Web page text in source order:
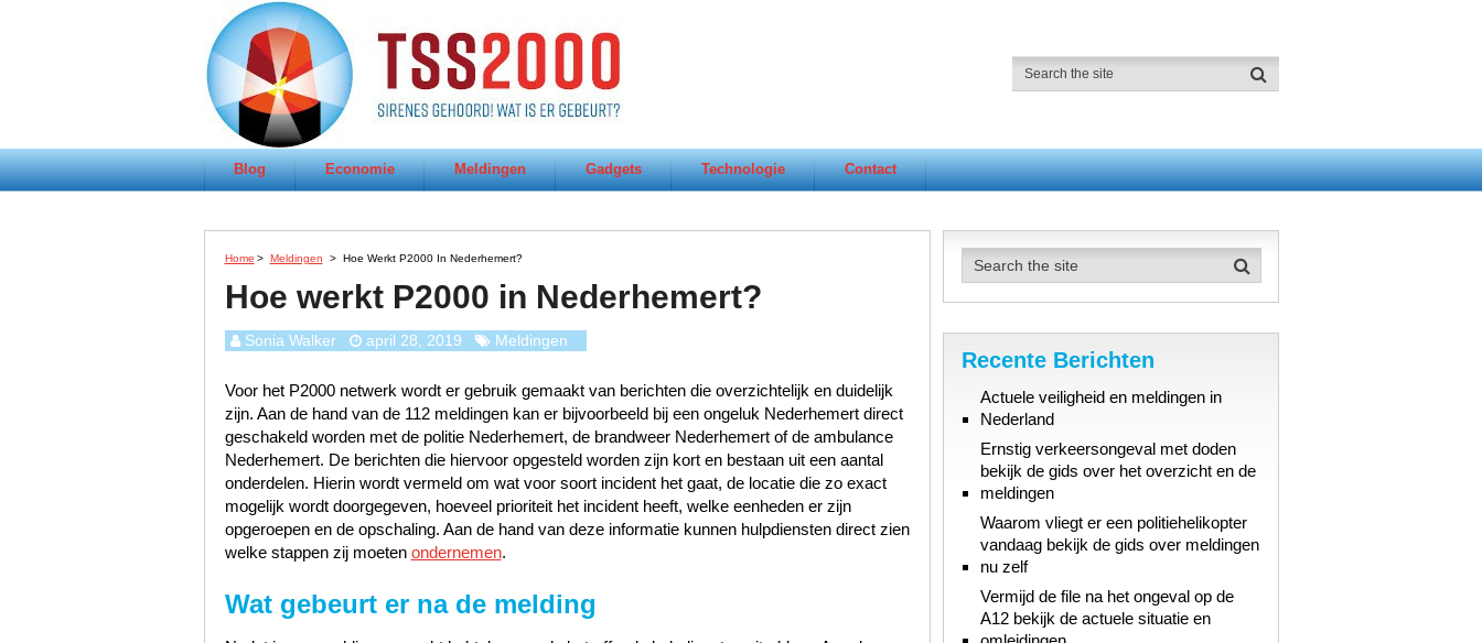
Blog Economie Meldingen Gadgets Technologie Contact
Home > Meldingen > Hoe Werkt P2000 In Nederhemert?
Hoe werkt P2000 in Nederhemert?
Sonia Walker april 28, 2019 Meldingen
Voor het P2000 netwerk wordt er gebruik gemaakt van berichten die overzichtelijk en duidelijk
zijn. Aan de hand van de 112 meldingen kan er bijvoorbeeld bij een ongeluk Nederhemert direct
geschakeld worden met de politie Nederhemert, de brandweer Nederhemert of de ambulance
Nederhemert. De berichten die hiervoor opgesteld worden zijn kort en bestaan uit een aantal
onderdelen. Hierin wordt vermeld om wat voor soort incident het gaat, de locatie die zo exact
mogelijk wordt doorgegeven, hoeveel prioriteit het incident heeft, welke eenheden er zijn
opgeroepen en de opschaling. Aan de hand van deze informatie kunnen hulpdiensten direct zien
welke stappen zij moeten ondernemen.
Wat gebeurt er na de melding
Recente Berichten
Actuele veiligheid en meldingen in
Nederland
Ernstig verkeersongeval met doden
bekijk de gids over het overzicht en de
meldingen
Waarom vliegt er een politiehelikopter
vandaag bekijk de gids over meldingen
nu zelf
Vermijd de file na het ongeval op de
A12 bekijk de actuele situatie en